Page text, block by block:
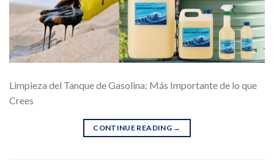
Limpieza del Tanque de Gasolina: Más Importante de lo que
Crees
CONTINUE READING →